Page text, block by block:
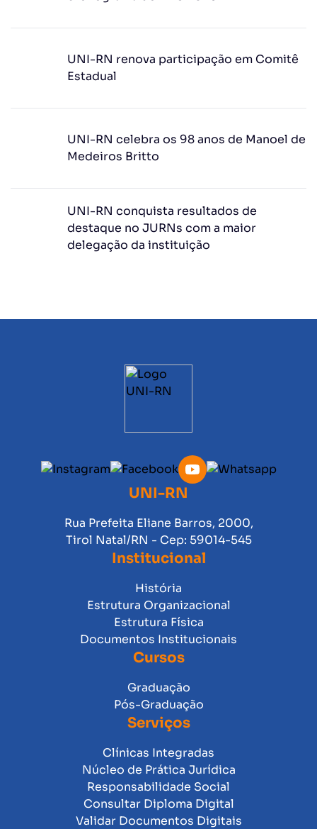
UNI-RN renova participação em Comitê
Estadual
UNI-RN celebra os 98 anos de Manoel de
Medeiros Britto
UNI-RN conquista resultados de
destaque no JURNs com a maior
delegação da instituição
UNI-RN
Rua Prefeita Eliane Barros, 2000,
Tirol Natal/RN - Cep: 59014-545
Institucional
História
Estrutura Organizacional
Estrutura Física
Documentos Institucionais
Cursos
Graduação
Pós-Graduação
Serviços
Clínicas Integradas
Núcleo de Prática Jurídica
Responsabilidade Social
Consultar Diploma Digital
Validar Documentos Digitais